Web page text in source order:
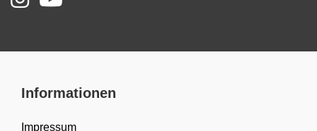
Informationen
Impressum